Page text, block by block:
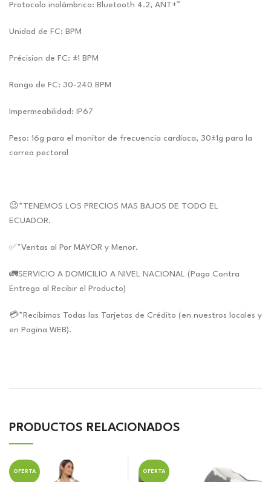
Protocolo inalámbrico: Bluetooth 4.2, ANT+™
Unidad de FC: BPM
Précision de FC: ±1 BPM
Rango de FC: 30-240 BPM
Impermeabilidad: IP67
Peso: 16g para el monitor de frecuencia cardíaca, 30±1g para la
correa pectoral
😉*TENEMOS LOS PRECIOS MAS BAJOS DE TODO EL
ECUADOR.
✅*Ventas al Por MAYOR y Menor.
🚛SERVICIO A DOMICILIO A NIVEL NACIONAL (Paga Contra
Entrega al Recibir el Producto)
💳*Recibimos Todas las Tarjetas de Crédito (en nuestros locales y
en Pagina WEB).
PRODUCTOS RELACIONADOS
OFERTA OFERTA